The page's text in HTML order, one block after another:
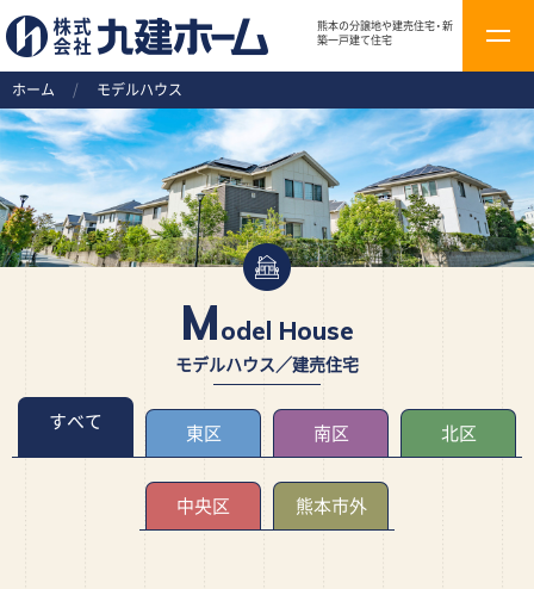
t
o
g
e
n
a
i
n
熊本の分譲地や建売住宅・新
築一戸建て住宅
ホーム / モデルハウス
Model House
モデルハウス／建売住宅
すべて 東区 南区 北区
中央区 熊本市外